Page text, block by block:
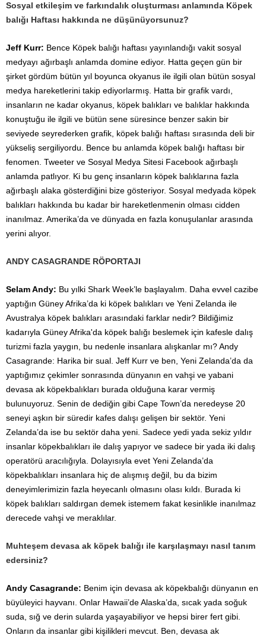
Sosyal etkileşim ve farkındalık oluşturması anlamında Köpek
balığı Haftası hakkında ne düşünüyorsunuz?
Jeff Kurr: Bence Köpek balığı haftası yayınlandığı vakit sosyal
medyayı ağırbaşlı anlamda domine ediyor. Hatta geçen gün bir
şirket gördüm bütün yıl boyunca okyanus ile ilgili olan bütün sosyal
medya hareketlerini takip ediyorlarmış. Hatta bir grafik vardı,
insanların ne kadar okyanus, köpek balıkları ve balıklar hakkında
konuştuğu ile ilgili ve bütün sene süresince benzer sakin bir
seviyede seyrederken grafik, köpek balığı haftası sırasında deli bir
yükseliş sergiliyordu. Bence bu anlamda köpek balığı haftası bir
fenomen. Tweeter ve Sosyal Medya Sitesi Facebook ağırbaşlı
anlamda patlıyor. Ki bu genç insanların köpek balıklarına fazla
ağırbaşlı alaka gösterdiğini bize gösteriyor. Sosyal medyada köpek
balıkları hakkında bu kadar bir hareketlenmenin olması cidden
inanılmaz. Amerika’da ve dünyada en fazla konuşulanlar arasında
yerini alıyor.
ANDY CASAGRANDE RÖPORTAJI
Selam Andy: Bu yılki Shark Week’le başlayalım. Daha evvel cazibe
yaptığın Güney Afrika’da ki köpek balıkları ve Yeni Zelanda ile
Avustralya köpek balıkları arasındaki farklar nedir? Bildiğimiz
kadarıyla Güney Afrika'da köpek balığı beslemek için kafesle dalış
turizmi fazla yaygın, bu nedenle insanlara alışkanlar mı? Andy
Casagrande: Harika bir sual. Jeff Kurr ve ben, Yeni Zelanda’da da
yaptığımız çekimler sonrasında dünyanın en vahşi ve yabani
devasa ak köpekbalıkları burada olduğuna karar vermiş
bulunuyoruz. Senin de dediğin gibi Cape Town’da neredeyse 20
seneyi aşkın bir süredir kafes dalışı gelişen bir sektör. Yeni
Zelanda’da ise bu sektör daha yeni. Sadece yedi yada sekiz yıldır
insanlar köpekbalıkları ile dalış yapıyor ve sadece bir yada iki dalış
operatörü aracılığıyla. Dolayısıyla evet Yeni Zelanda’da
köpekbalıkları insanlara hiç de alışmış değil, bu da bizim
deneyimlerimizin fazla heyecanlı olmasını olası kıldı. Burada ki
köpek balıkları saldırgan demek istemem fakat kesinlikle inanılmaz
derecede vahşi ve meraklılar.
Muhteşem devasa ak köpek balığı ile karşılaşmayı nasıl tanım
edersiniz?
Andy Casagrande: Benim için devasa ak köpekbalığı dünyanın en
büyüleyici hayvanı. Onlar Hawaii’de Alaska’da, sıcak yada soğuk
suda, sığ ve derin sularda yaşayabiliyor ve hepsi birer fert gibi.
Onların da insanlar gibi kişilikleri mevcut. Ben, devasa ak